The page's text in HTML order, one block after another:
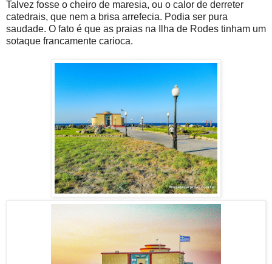
Talvez fosse o cheiro de maresia, ou o calor de derreter
catedrais, que nem a brisa arrefecia. Podia ser pura
saudade. O fato é que as praias na Ilha de Rodes tinham um
sotaque francamente carioca.